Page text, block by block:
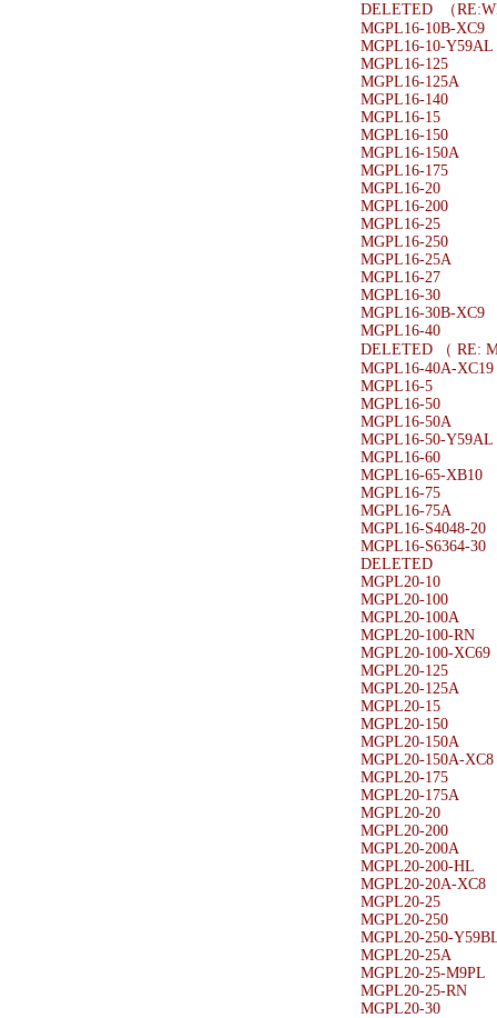
DELETED （
MGPL16-10B-XC9
MGPL16-10-Y59AL
MGPL16-125
MGPL16-125A
MGPL16-140
MGPL16-15
MGPL16-150
MGPL16-150A
MGPL16-175
MGPL16-20
MGPL16-200
MGPL16-25
MGPL16-250
MGPL16-25A
MGPL16-27
MGPL16-30
MGPL16-30B-XC9
MGPL16-40
DELETED （ RE:
MGPL16-40A-XC19
MGPL16-5
MGPL16-50
MGPL16-50A
MGPL16-50-Y59AL
MGPL16-60
MGPL16-65-XB10
MGPL16-75
MGPL16-75A
MGPL16-S4048-20
MGPL16-S6364-30
DELETED
MGPL20-10
MGPL20-100
MGPL20-100A
MGPL20-100-RN
MGPL20-100-XC69
MGPL20-125
MGPL20-125A
MGPL20-15
MGPL20-150
MGPL20-150A
MGPL20-150A-XC8
MGPL20-175
MGPL20-175A
MGPL20-20
MGPL20-200
MGPL20-200A
MGPL20-200-HL
MGPL20-20A-XC8
MGPL20-25
MGPL20-250
MGPL20-250-
MGPL20-25A
MGPL20-25-M9PL
MGPL20-25-RN
MGPL20-30